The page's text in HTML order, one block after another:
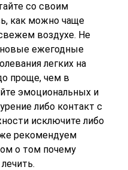
со своим
как можно чаще
воздухе. Не
ежегодные
легких на
проще, чем в
эмоциональных и
либо контакт с
исключите либо
рекомендуем
о том почему